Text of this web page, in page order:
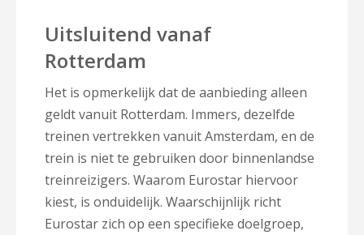
Uitsluitend vanaf
Rotterdam
Het is opmerkelijk dat de aanbieding alleen
geldt vanuit Rotterdam. Immers, dezelfde
treinen vertrekken vanuit Amsterdam, en de
trein is niet te gebruiken door binnenlandse
treinreizigers. Waarom Eurostar hiervoor
kiest, is onduidelijk. Waarschijnlijk richt
Eurostar zich op een specifieke doelgroep,